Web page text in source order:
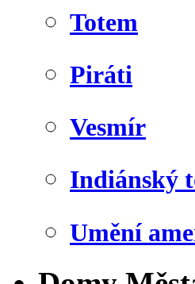
Totem
Piráti
Vesmír
Indiánský
Umění